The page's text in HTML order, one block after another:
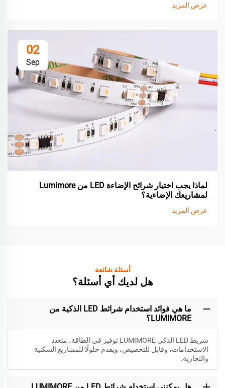
عرض المزيد
02
Sep
لماذا يجب اختيار شرائح الإضاءة LED من Lumimore
لمشاريعك الإضاءية؟
عرض المزيد
أسئلة شائعة
هل لديك أي أسئلة؟
ما هي فوائد استخدام شرائط LED الذكية من
LUMIMORE؟
شريط LED الذكي LUMIMORE توفير في الطاقة، متعدد
الاستخدامات، وقابل للتخصيص، ويقدم حلولًا للمشاريع السكنية
والتجارية.